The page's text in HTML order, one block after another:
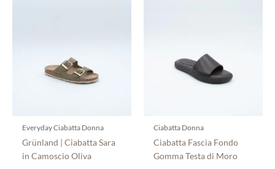
Everyday Ciabatta Donna
Grünland | Ciabatta Sara
in Camoscio Oliva
varianti.
Le
opzioni
scelte
nella
pagina
Ciabatta Donna
Ciabatta Fascia Fondo
Gomma Testa di Moro
varianti.
Le
opzioni
scelte
nella
pagina